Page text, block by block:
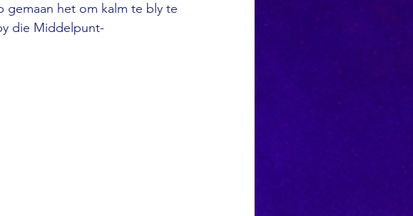
gemaan het om kalm te bly te
die Middelpunt-